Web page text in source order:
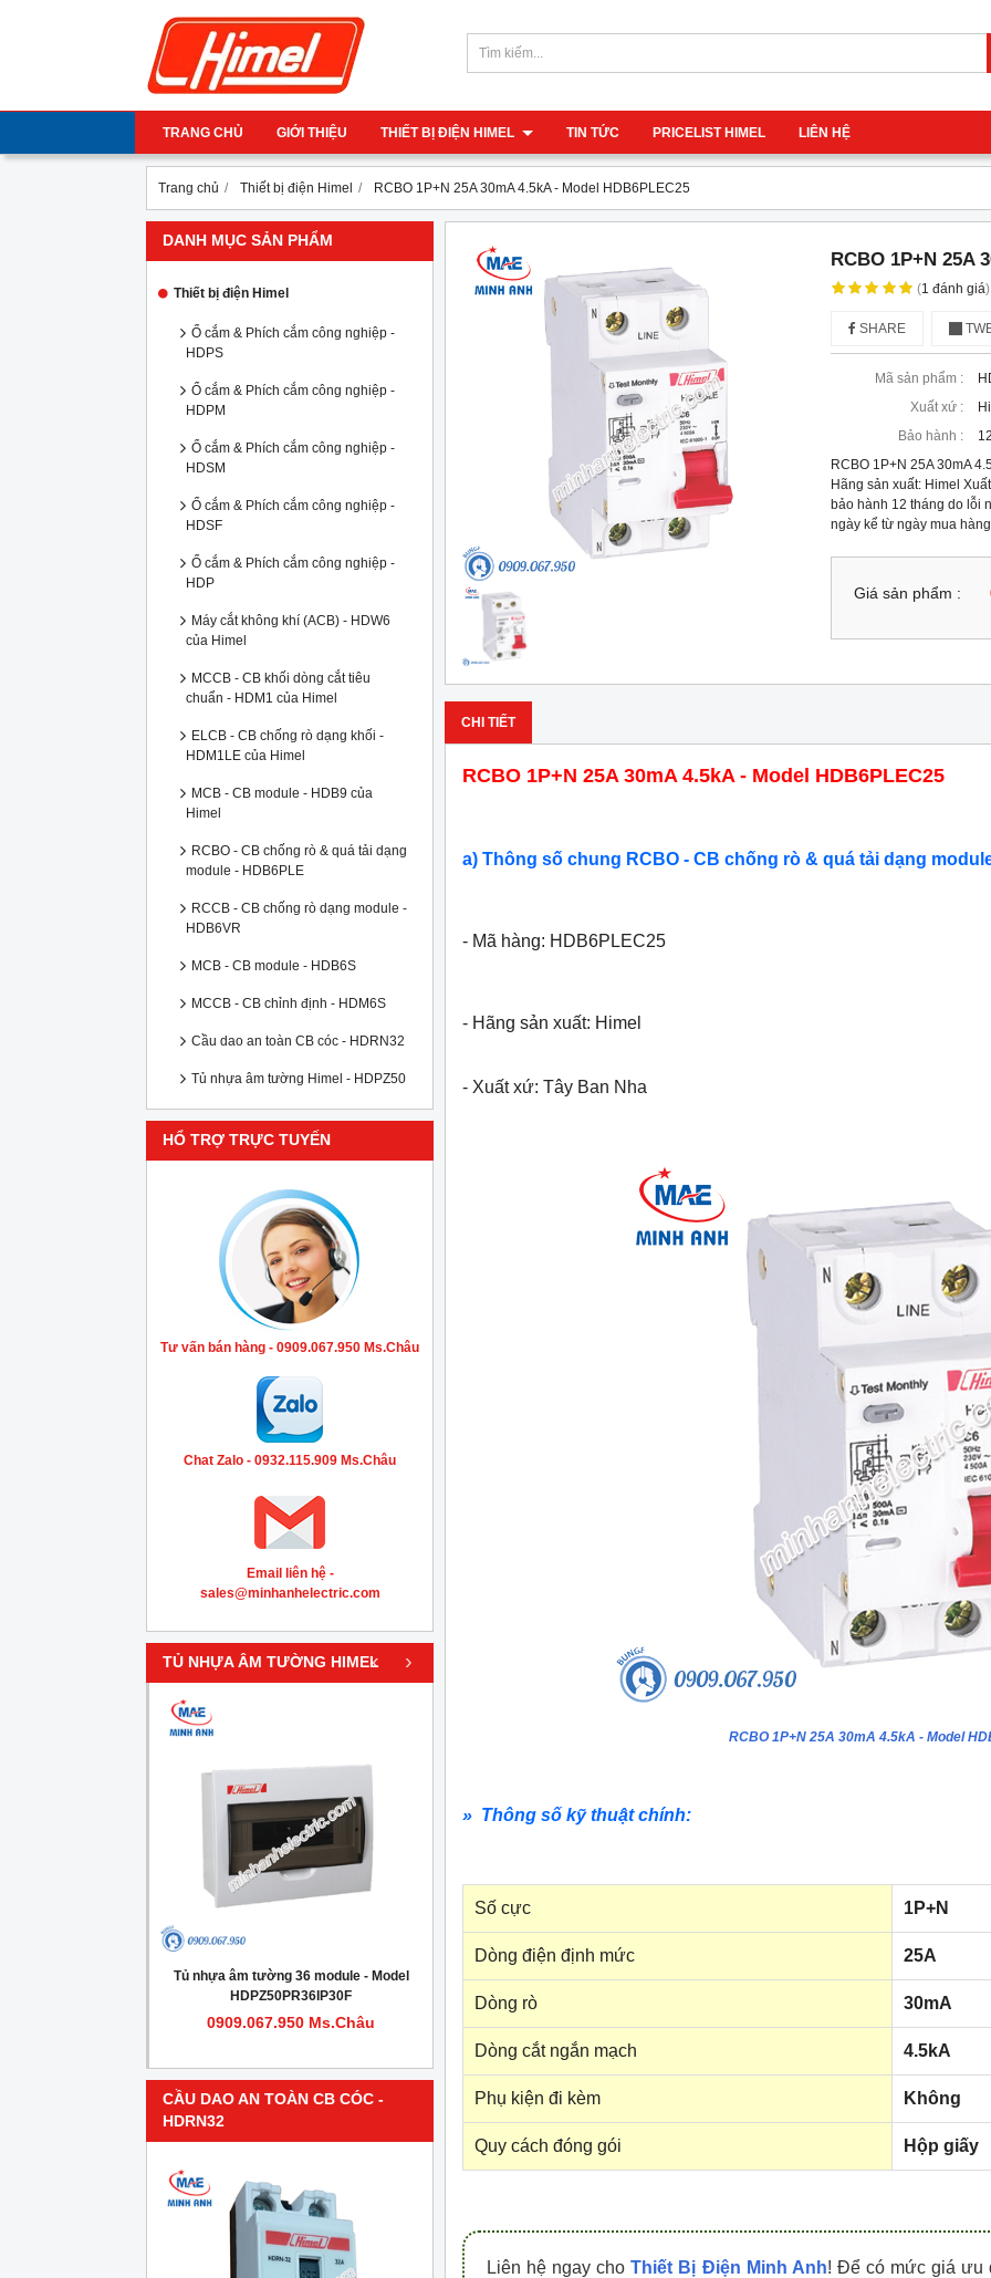
TRANG CHỦ GIỚI THIỆU THIẾT BỊ ĐIỆN HIMEL TIN TỨC PRICELIST HIMEL LIÊN HỆ
Trang chủ Thiết bị điện Himel RCBO 1P+N 25A 30mA 4.5kA - Model HDB6PLEC25
DANH MỤC SẢN PHẨM
Thiết bị điện Himel
Ổ cắm & Phích cắm công nghiệp -
HDPS
Ổ cắm & Phích cắm công nghiệp -
HDPM
Ổ cắm & Phích cắm công nghiệp -
HDSM
Ổ cắm & Phích cắm công nghiệp -
HDSF
Ổ cắm & Phích cắm công nghiệp -
HDP
Máy cắt không khí (ACB) - HDW6
của Himel
MCCB - CB khối dòng cắt tiêu
chuẩn - HDM1 của Himel
ELCB - CB chống rò dạng khối -
HDM1LE của Himel
MCB - CB module - HDB9 của
Himel
RCBO - CB chống rò & quá tải dạng
module - HDB6PLE
RCCB - CB chống rò dạng module -
HDB6VR
MCB - CB module - HDB6S
MCCB - CB chỉnh định - HDM6S
Cầu dao an toàn CB cóc - HDRN32
Tủ nhựa âm tường Himel - HDPZ50
HỔ TRỢ TRỰC TUYẾN
Tư vấn bán hàng - 0909.067.950 Ms.Châu
Chat Zalo - 0932.115.909 Ms.Châu
Email liên hệ -
sales@minhanhelectric.com
TỦ NHỰA ÂM TƯỜNG HIMEL
Tủ nhựa âm tường 36 module - Model
HDPZ50PR36IP30F
0909.067.950 Ms.Châu
Tủ nhựa âm tường 24 module - Model
HDPZ50PR24IP30F
0909.067.950 Ms.Châu
Tủ nhựa âm tường 18 module - Model
HDPZ50PR18IP30F
0909.067.950 Ms.Châu
‹ ›
CẦU DAO AN TOÀN CB CÓC -
HDRN32
RCBO 1P+N 25A
(1đánh giá)
SHARE
Mã sản phẩm :
Xuất xứ :
Bảo hành :
RCBO 1P+N 25A 30mA
Hãng sản xuất: Himel
bảo hành 12 tháng do lỗi
ngày kể từ ngày mua
Giá sản phẩm :
CHI TIẾT
RCBO 1P+N 25A 30mA 4.5kA - Model HDB6PLEC25
a) Thông số chung RCBO - CB chống rò & quá tải dạng
- Mã hàng: HDB6PLEC25
- Hãng sản xuất: Himel
- Xuất xứ: Tây Ban Nha
RCBO 1P+N 25A 30mA 4.5kA - Model
» Thông số kỹ thuật chính:
Số cực 1P+N
Dòng điện định mức 25A
Dòng rò 30mA
Dòng cắt ngắn mạch 4.5kA
Phụ kiện đi kèm Không
Quy cách đóng gói Hộp giấy
Liên hệ ngay choThiết Bị Điện Minh Anh! Để có mức giá ưu